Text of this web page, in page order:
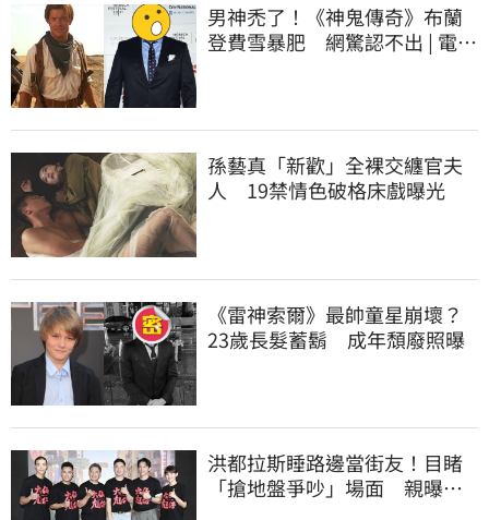
男神禿了！《神鬼傳奇》布蘭
登費雪暴肥 網驚認不出 | 電影
孫藝真「新歡」全裸交纏官夫
人 19禁情色破格床戲曝光
《雷神索爾》最帥童星崩壞？
23歲長髮蓄鬍 成年頹廢照曝
洪都拉斯睡路邊當街友！目睹
「搶地盤爭吵」場面 親曝震